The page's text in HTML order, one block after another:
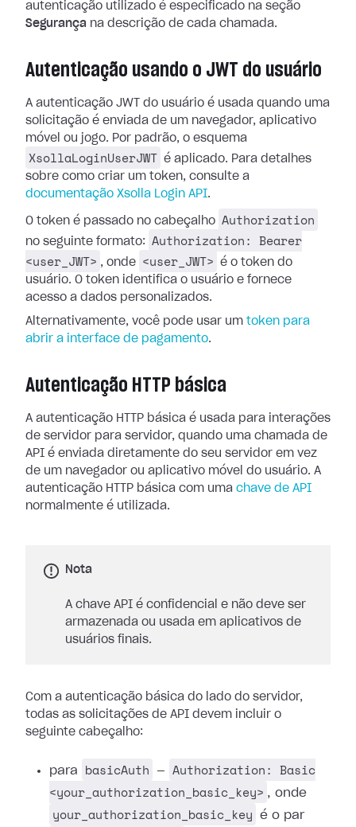
autenticação utilizado é especificado na seção
Segurança na descrição de cada chamada.
Autenticação usando o JWT do usuário
A autenticação JWT do usuário é usada quando uma
solicitação é enviada de um navegador, aplicativo
móvel ou jogo. Por padrão, o esquema
XsollaLoginUserJWT é aplicado. Para detalhes
sobre como criar um token, consulte a
documentação Xsolla Login API.
O token é passado no cabeçalho Authorization
no seguinte formato:
Authorization: Bearer
<user_JWT> , onde <user_JWT>
é o token do
usuário. O token identifica o usuário e fornece
acesso a dados personalizados.
Alternativamente, você pode usar um token para
abrir a interface de pagamento.
Autenticação HTTP básica
A autenticação HTTP básica é usada para interações
de servidor para servidor, quando uma chamada de
API é enviada diretamente do seu servidor em vez
de um navegador ou aplicativo móvel do usuário. A
autenticação HTTP básica com uma chave de API
normalmente é utilizada.
Nota
A chave API é confidencial e não deve ser
armazenada ou usada em aplicativos de
usuários finais.
Com a autenticação básica do lado do servidor,
todas as solicitações de API devem incluir o
seguinte cabeçalho:
para basicAuth —
Authorization: Basic
<your_authorization_basic_key> , onde
your_authorization_basic_key é o par